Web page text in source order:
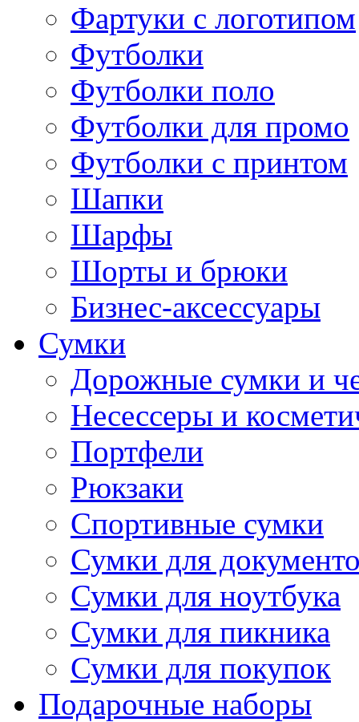
Фартуки с логотипом
Футболки
Футболки поло
Футболки для промо
Футболки с принтом
Шапки
Шарфы
Шорты и брюки
Бизнес-аксессуары
Сумки
Дорожные сумки и
Несессеры и
Портфели
Рюкзаки
Спортивные сумки
Сумки для
Сумки для ноутбука
Сумки для пикника
Сумки для покупок
Подарочные наборы